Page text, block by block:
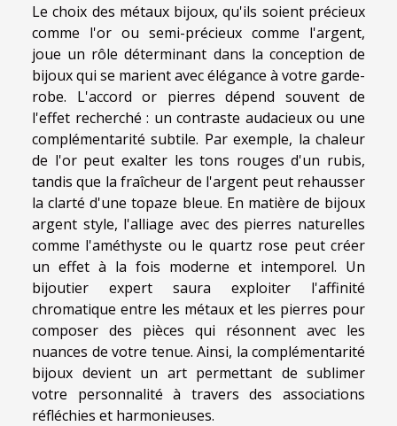
Le choix des métaux bijoux, qu'ils soient précieux
comme l'or ou semi-précieux comme l'argent,
joue un rôle déterminant dans la conception de
bijoux qui se marient avec élégance à votre garde-
robe. L'accord or pierres dépend souvent de
l'effet recherché : un contraste audacieux ou une
complémentarité subtile. Par exemple, la chaleur
de l'or peut exalter les tons rouges d'un rubis,
tandis que la fraîcheur de l'argent peut rehausser
la clarté d'une topaze bleue. En matière de bijoux
argent style, l'alliage avec des pierres naturelles
comme l'améthyste ou le quartz rose peut créer
un effet à la fois moderne et intemporel. Un
bijoutier expert saura exploiter l'affinité
chromatique entre les métaux et les pierres pour
composer des pièces qui résonnent avec les
nuances de votre tenue. Ainsi, la complémentarité
bijoux devient un art permettant de sublimer
votre personnalité à travers des associations
réfléchies et harmonieuses.